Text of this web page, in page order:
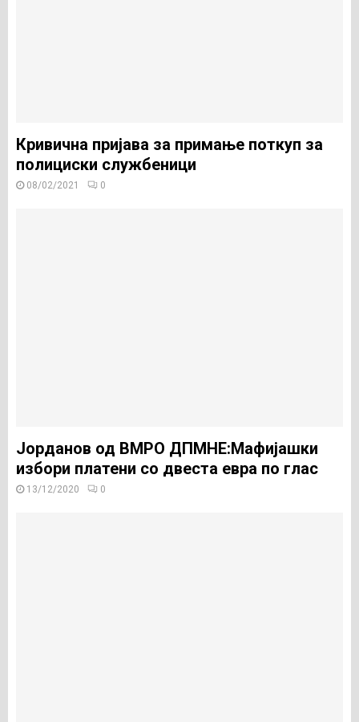
Кривична пријава за примање поткуп за
полициски службеници
08/02/2021 0
Јорданов од ВМРО ДПМНЕ:Мафијашки
избори платени со двеста евра по глас
13/12/2020 0